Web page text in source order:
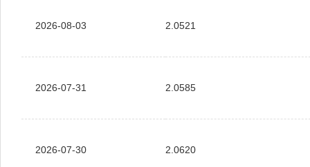
2026-08-03 2.0521
2026-07-31 2.0585
2026-07-30 2.0620